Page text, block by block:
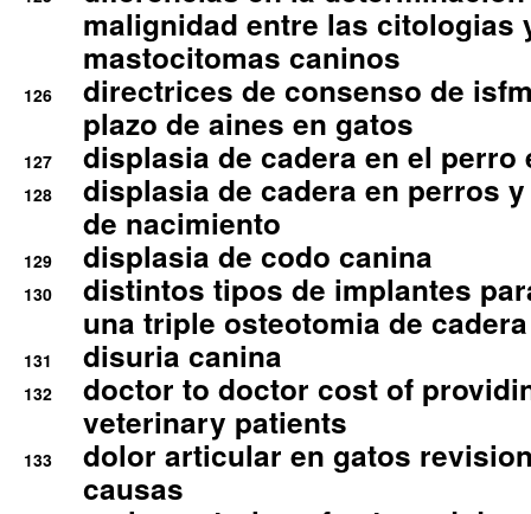
malignidad entre las citologias
mastocitomas caninos
126
directrices de consenso de
plazo de aines en gatos
127 displasia de cadera en el perro
128
displasia de cadera en perros
de nacimiento
129 displasia de codo canina
130
distintos tipos de implantes
una triple osteotomia de cadera
131 disuria canina
132
doctor to doctor cost of
veterinary patients
133
dolor articular en gatos
causas